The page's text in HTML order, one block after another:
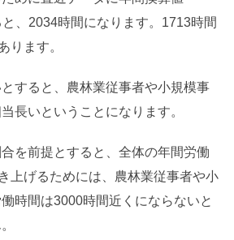
と、2034時間になります。1713時間
ります。
すると、農林業従事者や小規模事
長いということになります。
を前提とすると、全体の年間労働
上げるためには、農林業従事者や小
時間は3000時間近くにならないと